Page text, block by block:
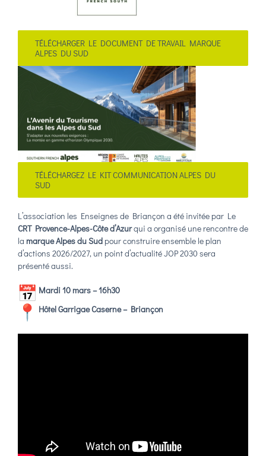
TÉLÉCHARGER LE DOCUMENT DE TRAVAIL MARQUE
ALPES DU SUD
TÉLÉCHARGEZ LE KIT COMMUNICATION ALPES DU
SUD
L’association les Enseignes de Briançon a été invitée par Le
CRT Provence-Alpes-Côte d’Azurqui a organisé une rencontre de
la marqueAlpes du Sudpour construire ensemble le plan
d’actions 2026/2027, un point d’actualité JOP 2030 sera
présenté aussi.
Mardi 10 mars – 16h30
Hôtel Garrigae Caserne – Briançon